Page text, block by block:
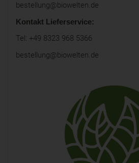
bestellung@biowelten.de
Kontakt Lieferservice:
Tel: +49 8323 968 5366
bestellung@biowelten.de